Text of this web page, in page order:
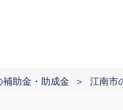
補助金・助成金 江南市